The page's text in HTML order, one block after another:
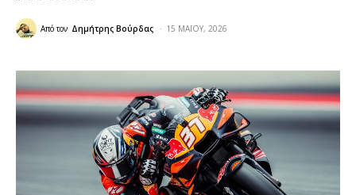
Από τον Δημήτρης Βούρδας 15 ΜΑΪ́ΟΥ, 2026